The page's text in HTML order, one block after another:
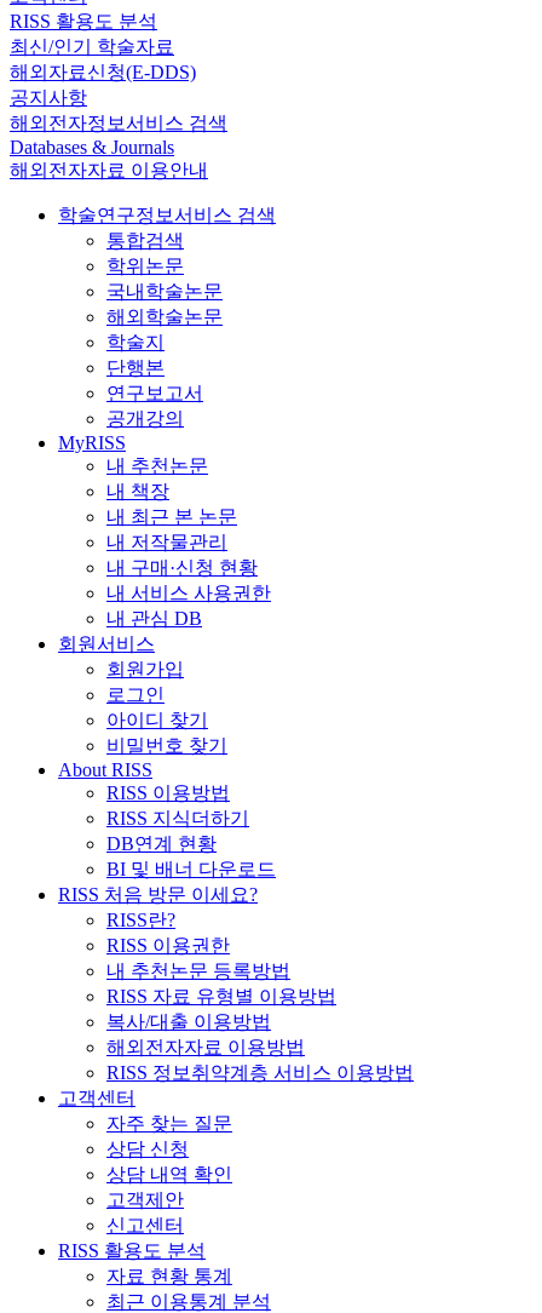
RISS 활용도 분석
최신/인기 학술자료
해외자료신청(E-DDS)
공지사항
해외전자정보서비스 검색
Databases & Journals
해외전자자료 이용안내
학술연구정보서비스 검색
통합검색
학위논문
국내학술논문
해외학술논문
학술지
단행본
연구보고서
공개강의
MyRISS
내 추천논문
내 책장
내 최근 본 논문
내 저작물관리
내 구매·신청 현황
내 서비스 사용권한
내 관심 DB
회원서비스
회원가입
로그인
아이디 찾기
비밀번호 찾기
About RISS
RISS 이용방법
RISS 지식더하기
DB연계 현황
BI 및 배너 다운로드
RISS 처음 방문 이세요?
RISS란?
RISS 이용권한
내 추천논문 등록방법
RISS 자료 유형별 이용방법
복사/대출 이용방법
해외전자자료 이용방법
RISS 정보취약계층 서비스 이용방법
고객센터
자주 찾는 질문
상담 신청
상담 내역 확인
고객제안
신고센터
RISS 활용도 분석
자료 현황 통계
최근 이용통계 분석